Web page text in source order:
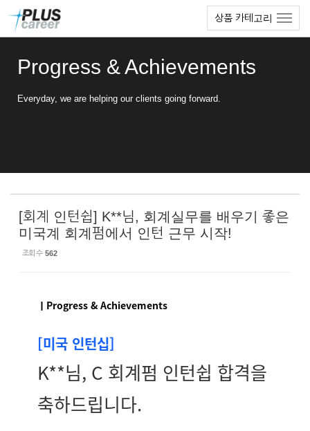
상품 카테고리
Progress & Achievements
Everyday, we are helping our clients going forward.
[회계 인턴쉽] K**님, 회계실무를 배우기 좋은
미국계 회계펌에서 인턴 근무 시작!
조회 수 562
ㅣProgress & Achievements
[미국 인턴십]
K**님, C 회계펌 인턴쉽 합격을
축하드립니다.